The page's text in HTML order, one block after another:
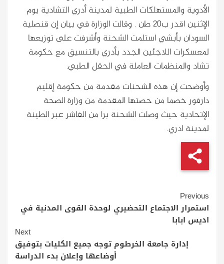
الأدوية والمستهلكات الطبية لمدينة أدري التشادية يوم
الإثنين اقدر ب20 طن . وقالت الوزارة في بيان إن قنصلية
السودان بأبشي استلمت الشحنة وأشرفت على توزيعها
لمعسكرات اللاجئين الجدد بأدري بالتنسيق مع حكومة
تشاد والمنظمات العاملة في الحقل الطبي.
وأوضحت إن هذه الشحنات مقدمة من حكومة إقليم
دارفور خصما من حصتها المقدمة من وزارة الصحة
الإتحادية حيث وصلت الشحنة برا من الفاشر عبر الطينة
لمدينة ادري.
Continue
Reading
Previous
استمرار الاجتماع التحضيري لوحدة القوى المدنية في
اديس ابابا
Next
إدارة جامعة الخرطوم توجه جميع الكليات بتوفيق
أوضاعها وإعلان بدء الدراسة